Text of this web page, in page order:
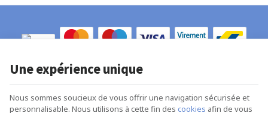
R-Models | N° d'entreprise : 0652.665.884 | Mentions légales & Contact
Conditions générales
Une expérience unique
Nous sommes soucieux de vous offrir une navigation sécurisée et
personnalisable. Nous utilisons à cette fin des cookies afin de vous